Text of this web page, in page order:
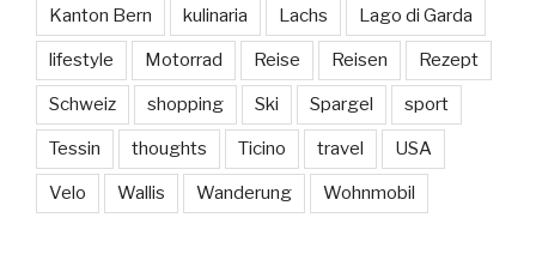
Kanton Bern kulinaria Lachs Lago di Garda
lifestyle Motorrad Reise Reisen Rezept
Schweiz shopping Ski Spargel sport
Tessin thoughts Ticino travel USA
Velo Wallis Wanderung Wohnmobil